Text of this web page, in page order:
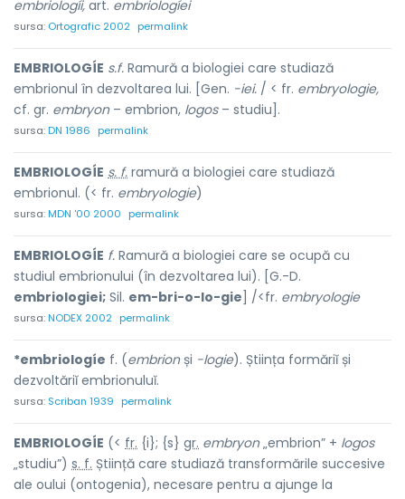
embriologíi, art. embriologíei
sursa: Ortografic 2002 permalink
EMBRIOLOGÍE s.f. Ramură a biologiei care studiază
embrionul în dezvoltarea lui. [Gen. -iei. / < fr. embryologie,
cf. gr. embryon– embrion, logos– studiu].
sursa:DN 1986 permalink
EMBRIOLOGÍE s. f. ramură a biologiei care studiază
embrionul. (< fr. embryologie)
sursa:MDN '00 2000 permalink
EMBRIOLOGÍE f. Ramură a biologiei care se ocupă cu
studiul embrionului (în dezvoltarea lui). [G.-D.
embriologiei; Sil. em-bri-o-lo-gie ] /<fr. embryologie
sursa:NODEX 2002 permalink
*embriologíe f. (embrionși -logie). Știința formăriĭ și
dezvoltăriĭ embrionuluĭ.
sursa: Scriban 1939 permalink
EMBRIOLOGÍE (< fr. {i}; {s} gr. embryon„embrion” + logos
„studiu”) s. f. Știință care studiază transformările succesive
ale oului (ontogenia), necesare pentru a ajunge la